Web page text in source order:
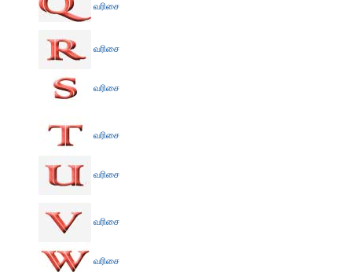
வரிசை
வரிசை
வரிசை
வரிசை
வரிசை
வரிசை
வரிசை